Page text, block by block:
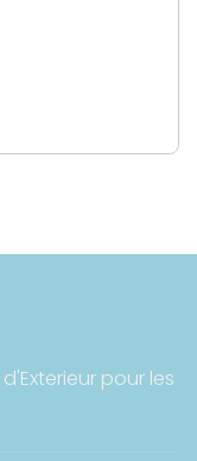
pour les